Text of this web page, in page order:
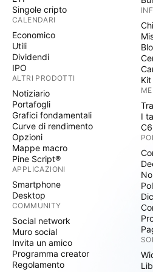
Singole cripto
CALENDARI
Economico
Utili
Dividendi
IPO
ALTRI PRODOTTI
Notiziario
Portafogli
Grafici fondamentali
Curve di rendimento
Opzioni
Mappe macro
Pine Script®
APPLICAZIONI
Smartphone
Desktop
COMMUNITY
Social network
Muro social
Invita un amico
Programma creator
Regolamento
I